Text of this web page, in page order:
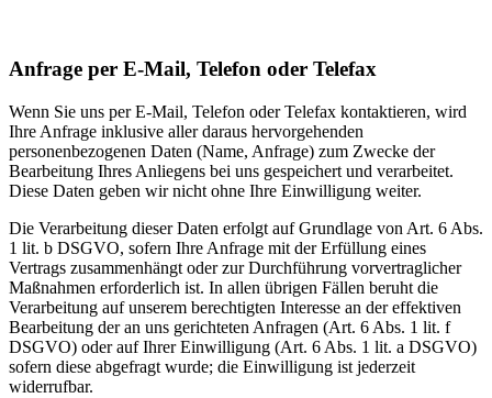
Anfrage per E-Mail, Telefon oder Telefax
Wenn Sie uns per E-Mail, Telefon oder Telefax kontaktieren, wird
Ihre Anfrage inklusive aller daraus hervorgehenden
personenbezogenen Daten (Name, Anfrage) zum Zwecke der
Bearbeitung Ihres Anliegens bei uns gespeichert und verarbeitet.
Diese Daten geben wir nicht ohne Ihre Einwilligung weiter.
Die Verarbeitung dieser Daten erfolgt auf Grundlage von Art. 6 Abs.
1 lit. b DSGVO, sofern Ihre Anfrage mit der Erfüllung eines
Vertrags zusammenhängt oder zur Durchführung vorvertraglicher
Maßnahmen erforderlich ist. In allen übrigen Fällen beruht die
Verarbeitung auf unserem berechtigten Interesse an der effektiven
Bearbeitung der an uns gerichteten Anfragen (Art. 6 Abs. 1 lit. f
DSGVO) oder auf Ihrer Einwilligung (Art. 6 Abs. 1 lit. a DSGVO)
sofern diese abgefragt wurde; die Einwilligung ist jederzeit
widerrufbar.